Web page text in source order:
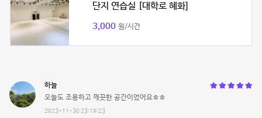
단지 연습실 [대학로 혜화]
3,000 원/시간
하늘
오늘도 조용하고 깨끗한 공간이었어요ㅎㅎ
2023-11-30 23:19:23